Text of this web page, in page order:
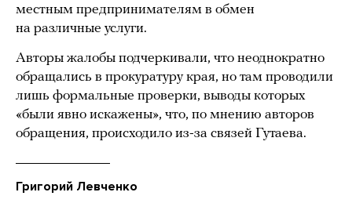
местным предпринимателям в обмен
на различные услуги.
Авторы жалобы подчеркивали, что неоднократно
обращались в прокуратуру края, но там проводили
лишь формальные проверки, выводы которых
«были явно искажены», что, по мнению авторов
обращения, происходило из-за связей Гутаева.
Григорий Левченко